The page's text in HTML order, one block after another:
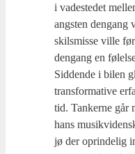
i vade­ste­det
ang­sten den­gang
skils­mis­se vil­le
den­gang en
Sid­den­de i bilen
trans­for­ma­ti­ve
tid. Tan­ker­ne går
hans
jø der oprin­de­lig